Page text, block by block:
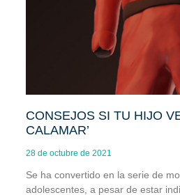
CONSEJOS SI TU HIJO
CALAMAR’
28 de octubre de 2021
Se ha convertido en la serie de
adolescentes, a pesar de estar